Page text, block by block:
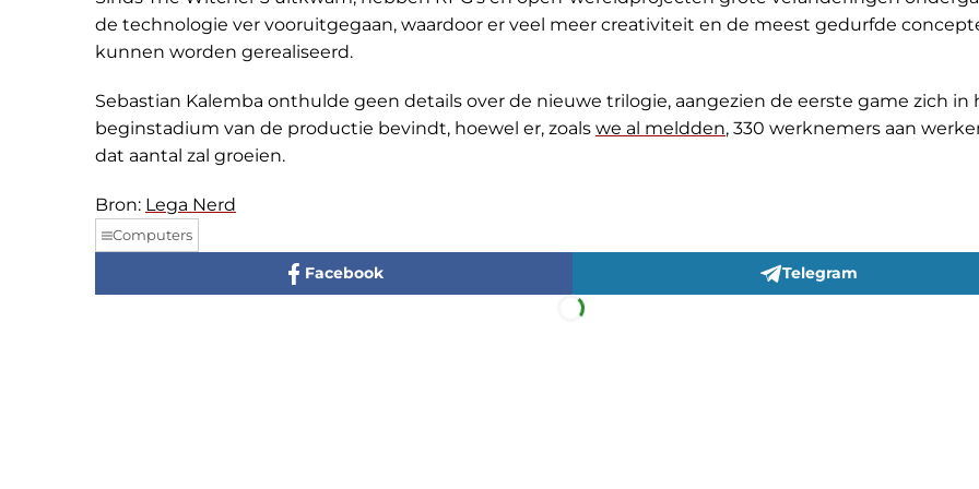
de technologie ver vooruitgegaan, waardoor er veel meer creativiteit en de meest gedurfde
kunnen worden gerealiseerd.
Sebastian Kalemba onthulde geen details over de nieuwe trilogie, aangezien de eerste game zich in
beginstadium van de productie bevindt, hoewel er, zoals we al meldden, 330 werknemers aan
dat aantal zal groeien.
Bron: Lega Nerd
Computers
Facebook Telegram